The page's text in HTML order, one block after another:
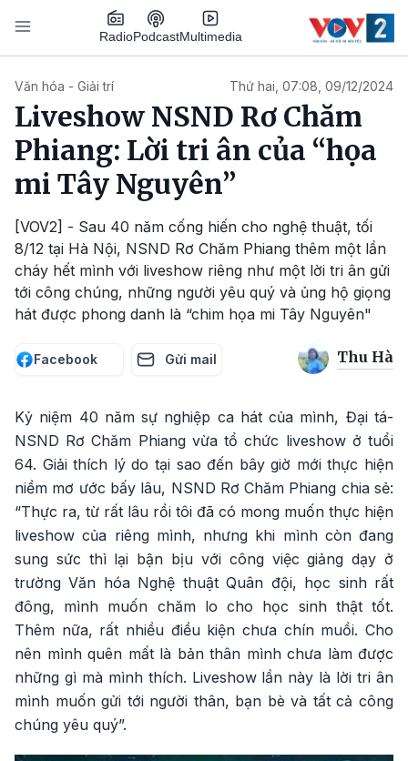
Nhảy đến nội dung
RadioPodcastMultimedia
Văn hóa - Giải trí Thứ hai, 07:08, 09/12/2024
Liveshow NSND Rơ Chăm
Phiang: Lời tri ân của “họa
mi Tây Nguyên”
[VOV2] - Sau 40 năm cống hiến cho nghệ thuật, tối
8/12 tại Hà Nội, NSND Rơ Chăm Phiang thêm một lần
cháy hết mình với liveshow riêng như một lời tri ân gửi
tới công chúng, những người yêu quý và ủng hộ giọng
hát được phong danh là “chim họa mi Tây Nguyên"
Facebook Gửi mail Thu Hà
Kỷ niệm 40 năm sự nghiệp ca hát của mình, Đại tá-
NSND Rơ Chăm Phiang vừa tổ chức liveshow ở tuổi
64. Giải thích lý do tại sao đến bây giờ mới thực hiện
niềm mơ ước bấy lâu, NSND Rơ Chăm Phiang chia sẻ:
“Thực ra, từ rất lâu rồi tôi đã có mong muốn thực hiện
liveshow của riêng mình, nhưng khi mình còn đang
sung sức thì lại bận bịu với công việc giảng dạy ở
trường Văn hóa Nghệ thuật Quân đội, học sinh rất
đông, mình muốn chăm lo cho học sinh thật tốt.
Thêm nữa, rất nhiều điều kiện chưa chín muồi. Cho
nên mình quên mất là bản thân mình chưa làm được
những gì mà mình thích. Liveshow lần này là lời tri ân
mình muốn gửi tới người thân, bạn bè và tất cả công
chúng yêu quý”.